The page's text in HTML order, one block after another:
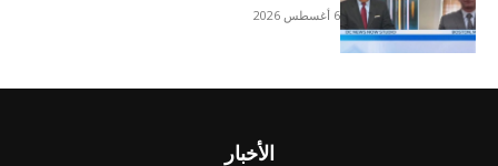
6 أغسطس 2026
الأخبار